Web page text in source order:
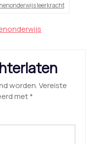
leerkracht
worden.Vereiste
met*